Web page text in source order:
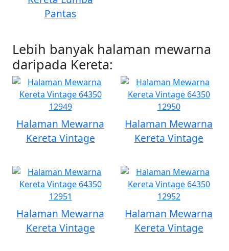
Pantas
Lebih banyak halaman mewarna
daripada Kereta:
Halaman Mewarna
Kereta Vintage
Halaman Mewarna
Kereta Vintage
Halaman Mewarna
Kereta Vintage
Halaman Mewarna
Kereta Vintage